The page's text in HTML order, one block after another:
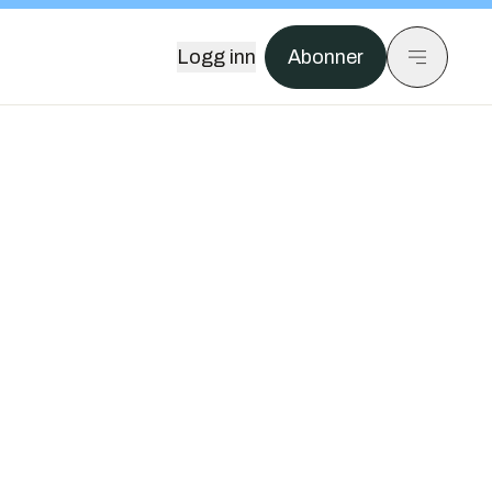
Logg inn Abonner